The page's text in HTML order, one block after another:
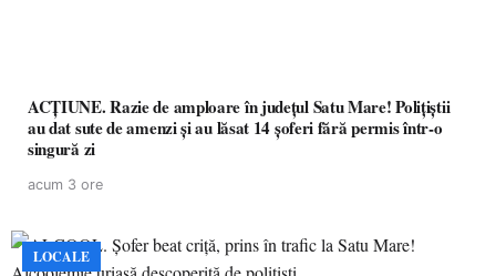
ACȚIUNE. Razie de amploare în județul Satu Mare! Polițiștii
au dat sute de amenzi și au lăsat 14 șoferi fără permis într-o
singură zi
acum 3 ore
LOCALE